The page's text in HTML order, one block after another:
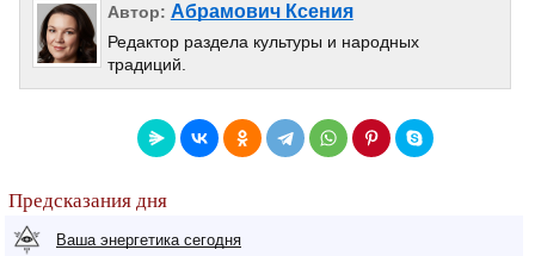
Автор: Абрамович Ксения
Редактор раздела культуры и народных
традиций.
Предсказания дня
Ваша энергетика сегодня